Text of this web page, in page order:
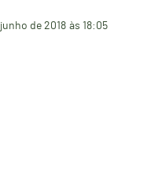
de 2018 às 18:05